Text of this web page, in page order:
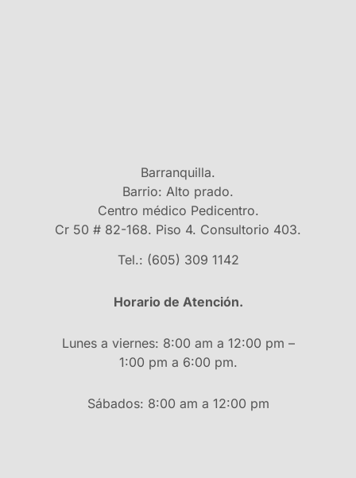
Barranquilla.
Barrio: Alto prado.
Centro médico Pedicentro.
Cr 50 # 82-168. Piso 4. Consultorio 403.
Tel.: (605) 309 1142
Horario de Atención.
Lunes a viernes: 8:00 am a 12:00 pm –
1:00 pm a 6:00 pm.
Sábados: 8:00 am a 12:00 pm